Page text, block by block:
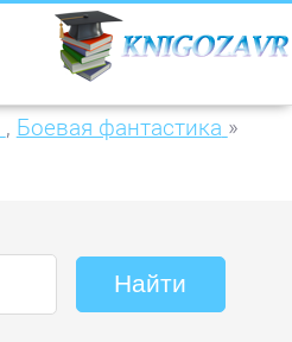
, Боевая фантастика »